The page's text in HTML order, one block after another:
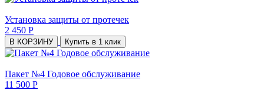
Установка защиты от протечек
2 450 Р
В КОРЗИНУ Купить в 1 клик
Пакет №4 Годовое обслуживание
11 500 Р